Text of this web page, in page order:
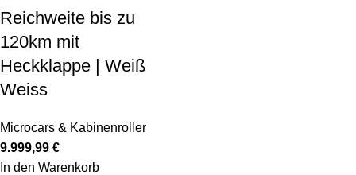
Reichweite bis zu
120km mit
Heckklappe | Weiß
Weiss
Microcars & Kabinenroller
9.999,99 €
In den Warenkorb